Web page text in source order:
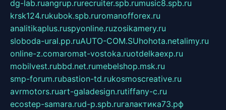
dg-lab.ruangrup.rurecruiter.spb.rumusic8.spb.ru
krsk124.rukubok.spb.ruromanofforex.ru
analitikaplus.ruspyonline.ruzosikamery.ru
sloboda-ural.pp.ruAUTO-COM.SUhohota.netalimy.ru
online-z.comaromat-vostoka.ruotdelkaexp.ru
mobilvest.rubbd.net.rumebelshop.msk.ru
smp-forum.rubastion-td.rukosmoscreative.ru
avrmotors.ruart-galadesign.rutiffany-c.ru
ecostep-samara.rud-p.spb.ruгалактика73.рф